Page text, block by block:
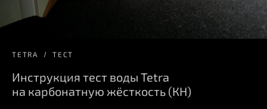
TETRA ТЕСТ
Инструкция тест воды Tetra
на карбонатную жёсткость (КН)